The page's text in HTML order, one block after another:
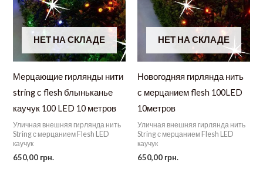
НЕТ НА СКЛАДЕ
Мерцающие гирлянды нити
string с flesh блыньканье
каучук 100 LED 10 метров
Уличная внешняя гирлянда нить
String с мерцанием Flesh LED
каучук
650,00 грн.
НЕТ НА СКЛАДЕ
Новогодняя гирлянда нить
с мерцанием flesh 100LED
10метров
Уличная внешняя гирлянда нить
String с мерцанием Flesh LED
каучук
650,00 грн.